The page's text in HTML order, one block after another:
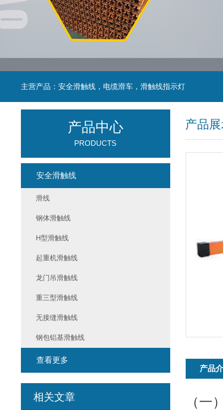
主营产品：安全滑触线，电缆滑车，滑触线指示灯
产品
产品
（一
产品中心
PRODUCTS
安全滑触线
滑线
钢体滑触线
H型滑触线
起重机滑触线
龙门吊滑触线
重三型滑触线
无接缝滑触线
钢包铝基滑触线
查看更多
相关文章